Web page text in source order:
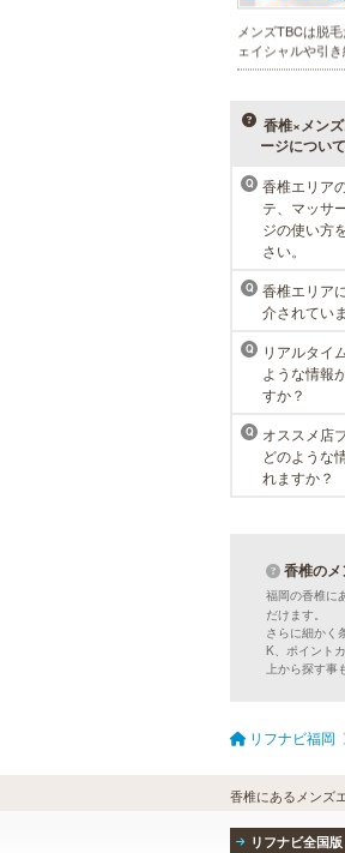
メンズTBCは脱
ェイシャルや引き
富なメニューを
も多数ご用意し
メンズリゼク
神院
メンズリゼクリ
全国で受けられま
者様にご支持頂
まったメンズリ
在では提携院含
るクリニックに
MEN’S TBC 博
ーミナル）
ッチした施術で
す。まずはお得
ック。
便利なのにくつ
賀・武雄から毎
手軽にお楽しみい
香椎×メン
ージについ
Q
香椎エリア
テ、マッサ
ジの使い方
さい。
Q
香椎エリア
介されてい
Q
リアルタイ
ような情報
すか？
Q
オススメ店
どのような
れますか？
香椎の
福岡の香椎に
だけます。
さらに細かく
K、ポイント
上から探す事
リフナビ福岡
香椎にあるメンズ
リフナビ全国版